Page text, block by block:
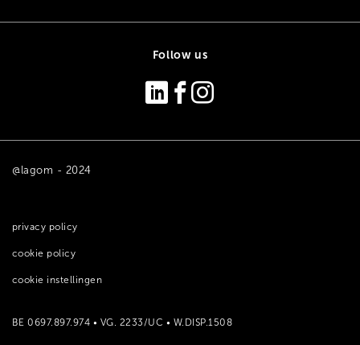
Follow us
@lagom - 2024
privacy policy
cookie policy
cookie instellingen
BE 0697.897.974 • VG. 2233/UC • W.DISP.1508